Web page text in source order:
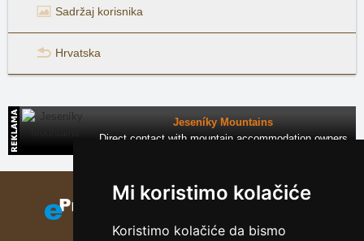
Mi koristimo kolačiće
Koristimo kolačiće da bismo
Sadržaj korisnika
Hrvatska
Jeseníky Mountains
Direct contact with mountain accommodation owners